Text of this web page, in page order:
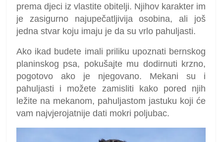
prema djeci iz vlastite obitelji. Njihov karakter im
je zasigurno najupečatljivija osobina, ali još
jedna stvar koju imaju je da su vrlo pahuljasti.
Ako ikad budete imali priliku upoznati bernskog
planinskog psa, pokušajte mu dodirnuti krzno,
pogotovo ako je njegovano. Mekani su i
pahuljasti i možete zamisliti kako pored njih
ležite na mekanom, pahuljastom jastuku koji će
vam najvjerojatnije dati mokri poljubac.